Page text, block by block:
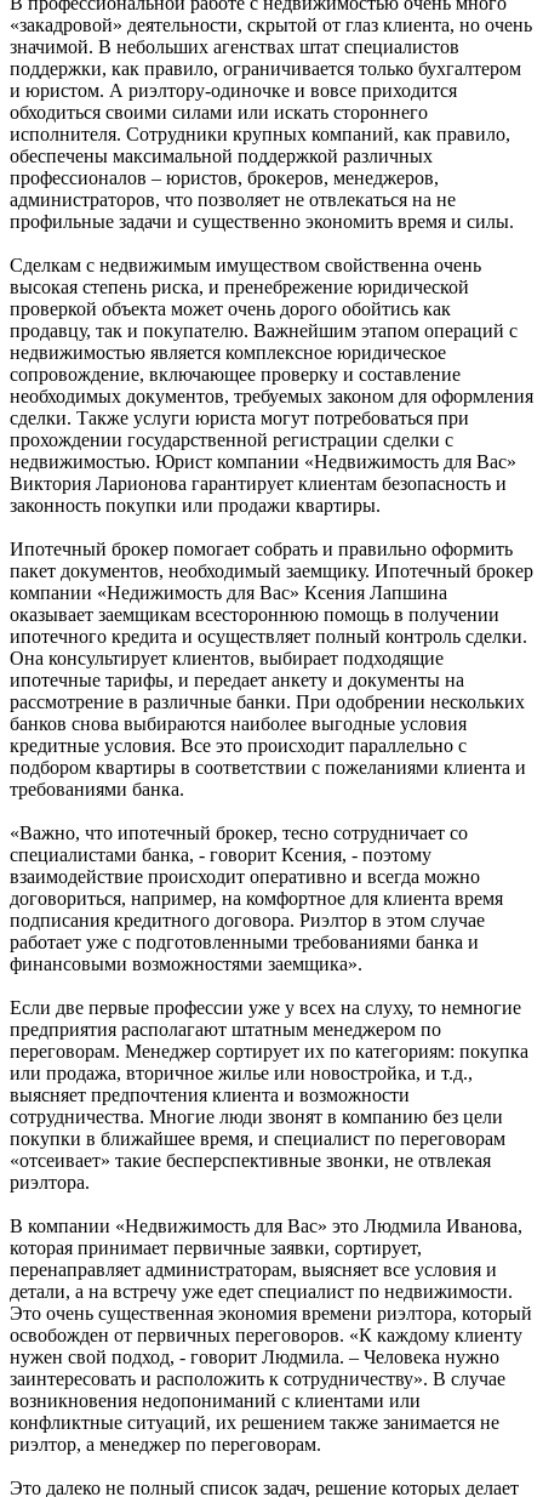
«закадровой» деятельности, скрытой от глаз клиента, но очень
значимой. В небольших агенствах штат специалистов
поддержки, как правило, ограничивается только бухгалтером
и юристом. А риэлтору-одиночке и вовсе приходится
обходиться своими силами или искать стороннего
исполнителя. Сотрудники крупных компаний, как правило,
обеспечены максимальной поддержкой различных
профессионалов – юристов, брокеров, менеджеров,
администраторов, что позволяет не отвлекаться на не
профильные задачи и существенно экономить время и силы.
Сделкам с недвижимым имуществом свойственна очень
высокая степень риска, и пренебрежение юридической
проверкой объекта может очень дорого обойтись как
продавцу, так и покупателю. Важнейшим этапом операций с
недвижимостью является комплексное юридическое
сопровождение, включающее проверку и составление
необходимых документов, требуемых законом для оформления
сделки. Также услуги юриста могут потребоваться при
прохождении государственной регистрации сделки с
недвижимостью. Юрист компании «Недвижимость для Вас»
Виктория Ларионова гарантирует клиентам безопасность и
законность покупки или продажи квартиры.
Ипотечный брокер помогает собрать и правильно оформить
пакет документов, необходимый заемщику. Ипотечный брокер
компании «Недижимость для Вас» Ксения Лапшина
оказывает заемщикам всестороннюю помощь в получении
ипотечного кредита и осуществляет полный контроль сделки.
Она консультирует клиентов, выбирает подходящие
ипотечные тарифы, и передает анкету и документы на
рассмотрение в различные банки. При одобрении нескольких
банков снова выбираются наиболее выгодные условия
кредитные условия. Все это происходит параллельно с
подбором квартиры в соответствии с пожеланиями клиента и
требованиями банка.
«Важно, что ипотечный брокер, тесно сотрудничает со
специалистами банка, - говорит Ксения, - поэтому
взаимодействие происходит оперативно и всегда можно
договориться, например, на комфортное для клиента время
подписания кредитного договора. Риэлтор в этом случае
работает уже с подготовленными требованиями банка и
финансовыми возможностями заемщика».
Если две первые профессии уже у всех на слуху, то немногие
предприятия располагают штатным менеджером по
переговорам. Менеджер сортирует их по категориям: покупка
или продажа, вторичное жилье или новостройка, и т.д.,
выясняет предпочтения клиента и возможности
сотрудничества. Многие люди звонят в компанию без цели
покупки в ближайшее время, и специалист по переговорам
«отсеивает» такие бесперспективные звонки, не отвлекая
риэлтора.
В компании «Недвижимость для Вас» это Людмила Иванова,
которая принимает первичные заявки, сортирует,
перенаправляет администраторам, выясняет все условия и
детали, а на встречу уже едет специалист по недвижимости.
Это очень существенная экономия времени риэлтора, который
освобожден от первичных переговоров. «К каждому клиенту
нужен свой подход, - говорит Людмила. – Человека нужно
заинтересовать и расположить к сотрудничеству». В случае
возникновения недопониманий с клиентами или
конфликтные ситуаций, их решением также занимается не
риэлтор, а менеджер по переговорам.
Это далеко не полный список задач, решение которых делает